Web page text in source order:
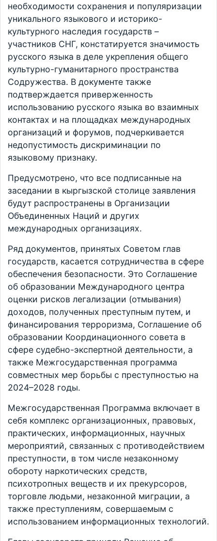
необходимости сохранения и популяризации
уникального языкового и историко-
культурного наследия государств –
участников СНГ, констатируется значимость
русского языка в деле укрепления общего
культурно-гуманитарного пространства
Содружества. В документе также
подтверждается приверженность
использованию русского языка во взаимных
контактах и на площадках международных
организаций и форумов, подчеркивается
недопустимость дискриминации по
языковому признаку.
Предусмотрено, что все подписанные на
заседании в кыргызской столице заявления
будут распространены в Организации
Объединенных Наций и других
международных организациях.
Ряд документов, принятых Советом глав
государств, касается сотрудничества в сфере
обеспечения безопасности. Это Соглашение
об образовании Международного центра
оценки рисков легализации (отмывания)
доходов, полученных преступным путем, и
финансирования терроризма, Соглашение об
образовании Координационного совета в
сфере судебно-экспертной деятельности, а
также Межгосударственная программа
совместных мер борьбы с преступностью на
2024–2028 годы.
Межгосударственная Программа включает в
себя комплекс организационных, правовых,
практических, информационных, научных
мероприятий, связанных с противодействием
преступности, в том числе незаконному
обороту наркотических средств,
психотропных веществ и их прекурсоров,
торговле людьми, незаконной миграции, а
также преступлениям, совершаемым с
использованием информационных технологий.